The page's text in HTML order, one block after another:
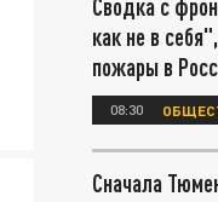
Сводка с
как не в
пожары в
08:30
Сначала